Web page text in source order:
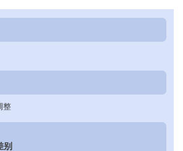
整
别